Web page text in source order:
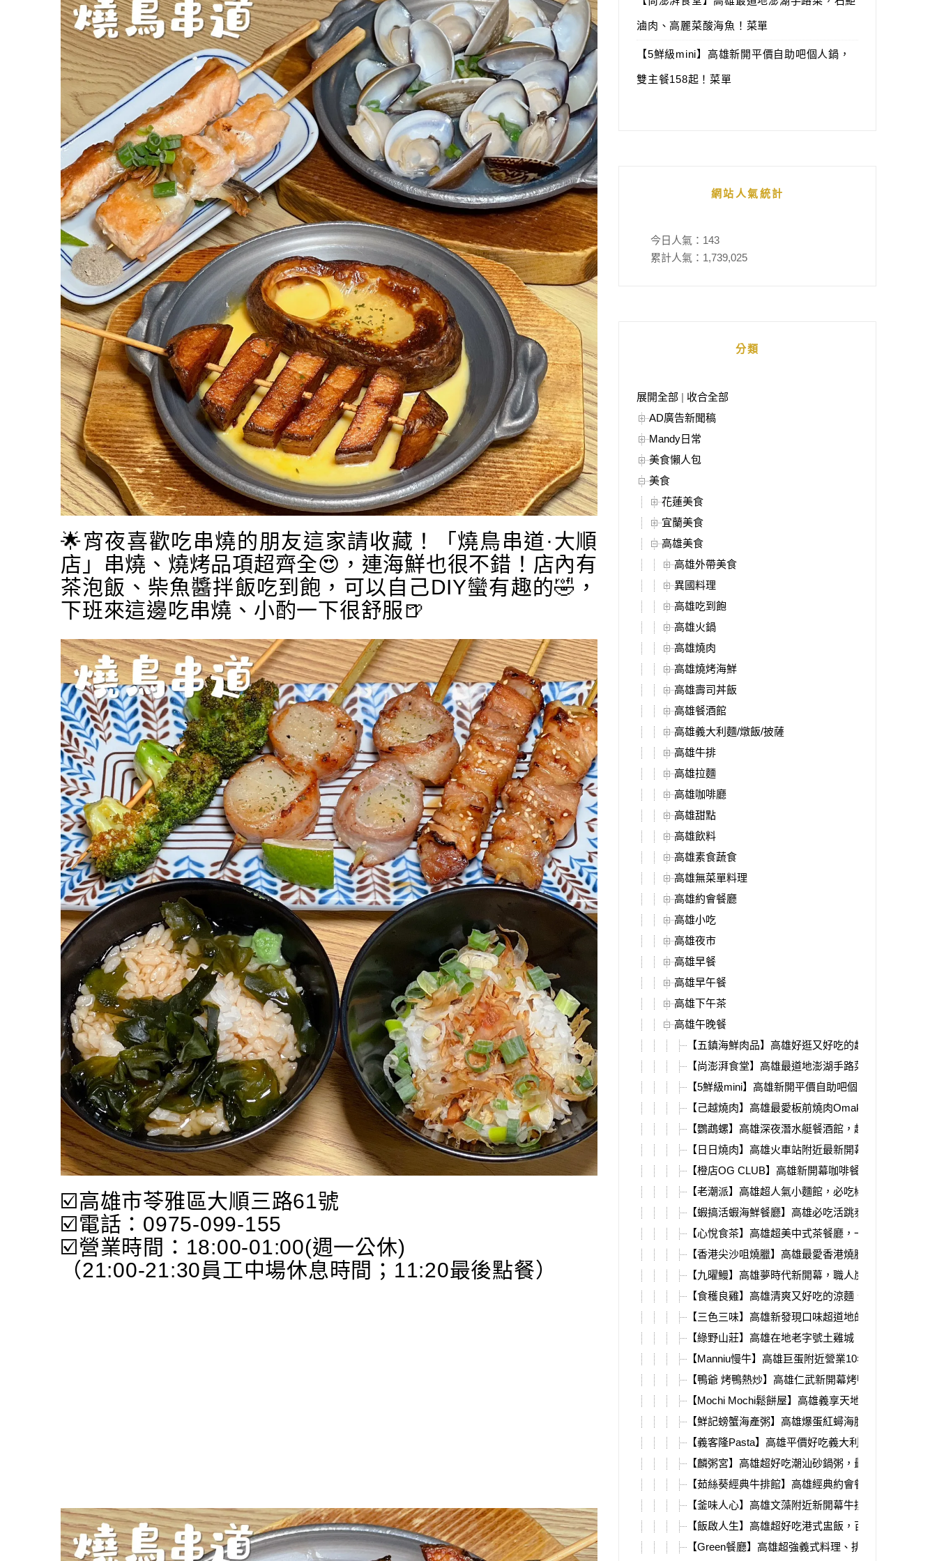
🌟宵夜喜歡吃串燒的朋友這家請收藏！「燒鳥串道·大順
店」串燒、燒烤品項超齊全😍，連海鮮也很不錯！店內有
茶泡飯、柴魚醬拌飯吃到飽，可以自己DIY蠻有趣的🤣，
下班來這邊吃串燒、小酌一下很舒服🍺
☑️高雄市苓雅區大順三路61號
☑️電話：0975-099-155
☑️營業時間：18:00-01:00(週一公休)
（21:00-21:30員工中場休息時間；11:20最後點餐）
滷肉、高麗菜酸海魚！菜單
【5鮮級mini】高雄新開平價自助吧個人鍋，
雙主餐158起！菜單
網站人氣統計
今日人氣： 143
累計人氣： 1,739,025
分類
展開全部 | 收合全部
AD廣告新聞稿
Mandy日常
美食懶人包
美食
花蓮美食
宜蘭美食
高雄美食
高雄外帶美食
異國料理
高雄吃到飽
高雄火鍋
高雄燒肉
高雄燒烤海鮮
高雄壽司丼飯
高雄餐酒館
高雄義大利麵/燉飯/披薩
高雄牛排
高雄拉麵
高雄咖啡廳
高雄甜點
高雄飲料
高雄素食蔬食
高雄無菜單料理
高雄約會餐廳
高雄小吃
高雄夜市
高雄早餐
高雄早午餐
高雄下午茶
高雄午晚餐
【五鎮海鮮肉品】高雄好逛又好吃的超市，活體海鮮
【尚澎湃食堂】高雄最道地澎湖手路菜，石鮔滷肉、
【5鮮級mini】高雄新開平價自助吧個人鍋，雙主餐
【己越燒肉】高雄最愛板前燒肉Omakase，全新燒肉
【鸚鵡螺】高雄深夜潛水艇餐酒館，超狂生日香檳塔
【日日燒肉】高雄火車站附近最新開幕，燒肉套餐、
【橙店OG CLUB】高雄新開幕咖啡餐酒館，深夜直
【老潮派】高雄超人氣小麵館，必吃椒麻皮蛋麵、銷
【蝦搞活蝦海鮮餐廳】高雄必吃活跳泰國蝦，爆漿紅
【心悅食茶】高雄超美中式茶餐廳，一整甕佛跳牆用
【香港尖沙咀燒臘】高雄最愛香港燒臘，新分店必吃
【九曜鰻】高雄夢時代新開幕，職人炭烤鰻魚飯、丼
【食穫良雞】高雄清爽又好吃的涼麵、雞肉飯，自製
【三色三味】高雄新發現口味超道地的韓國釜飯，小
【綠野山莊】高雄在地老字號土雞城，還有超大停車
【Manniu慢牛】高雄巨蛋附近營業10年的職人牛肉小
【鴨爺 烤鴨熱炒】高雄仁武新開幕烤鴨、熱炒港點，
【Mochi Mochi鬆餅屋】高雄義享天地親子餐廳推薦！
【鮮記螃蟹海產粥】高雄爆蛋紅蟳海膽粥，期間限定
【義客隆Pasta】高雄平價好吃義大利麵，壽星還送
【麟粥宮】高雄超好吃潮汕砂鍋粥，最新改版熱炒、
【茹絲葵經典牛排館】高雄經典約會餐廳，甜點必吃
【釜味人心】高雄文藻附近新開幕牛排海膽釜飯，濃
【飯啟人生】高雄超好吃港式盅飯，百元初品嘗粵菜
【Green餐廳】高雄超強義式料理、排餐，不限時不